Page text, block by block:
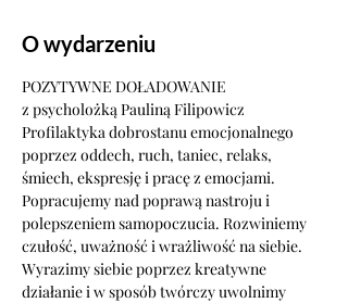
O wydarzeniu
POZYTYWNE DOŁADOWANIE
z psycholożką Pauliną Filipowicz
Profilaktyka dobrostanu emocjonalnego
poprzez oddech, ruch, taniec, relaks,
śmiech, ekspresję i pracę z emocjami.
Popracujemy nad poprawą nastroju i
polepszeniem samopoczucia. Rozwiniemy
czułość, uważność i wrażliwość na siebie.
Wyrazimy siebie poprzez kreatywne
działanie i w sposób twórczy uwolnimy